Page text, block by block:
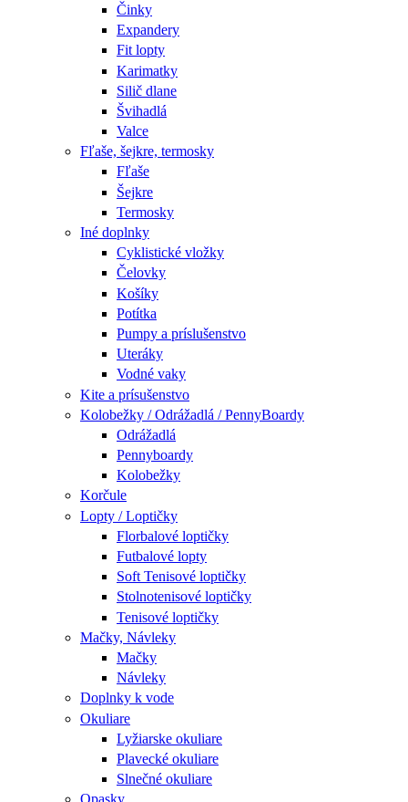
Činky
Expandery
Fit lopty
Karimatky
Silič dlane
Švihadlá
Valce
Fľaše, šejkre, termosky
Fľaše
Šejkre
Termosky
Iné doplnky
Cyklistické vložky
Čelovky
Košíky
Potítka
Pumpy a príslušenstvo
Uteráky
Vodné vaky
Kite a prísušenstvo
Kolobežky / Odrážadlá / PennyBoardy
Odrážadlá
Pennyboardy
Kolobežky
Korčule
Lopty / Loptičky
Florbalové loptičky
Futbalové lopty
Soft Tenisové loptičky
Stolnotenisové loptičky
Tenisové loptičky
Mačky, Návleky
Mačky
Návleky
Doplnky k vode
Okuliare
Lyžiarske okuliare
Plavecké okuliare
Slnečné okuliare